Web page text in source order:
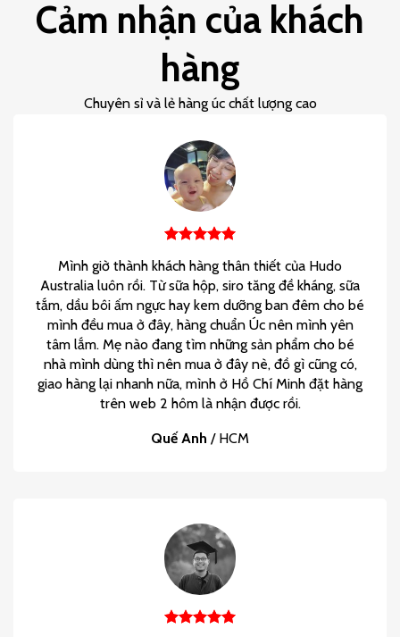
Cảm nhận của khách
hàng
Chuyên sỉ và lẻ hàng úc chất lượng cao
Mình giờ thành khách hàng thân thiết của Hudo
Australia luôn rồi. Từ sữa hộp, siro tăng đề kháng, sữa
tắm, dầu bôi ấm ngực hay kem dưỡng ban đêm cho bé
mình đều mua ở đây, hàng chuẩn Úc nên mình yên
tâm lắm. Mẹ nào đang tìm những sản phẩm cho bé
nhà mình dùng thì nên mua ở đây nè, đồ gì cũng có,
giao hàng lại nhanh nữa, mình ở Hồ Chí Minh đặt hàng
trên web 2 hôm là nhận được rồi.
Quế Anh / HCM